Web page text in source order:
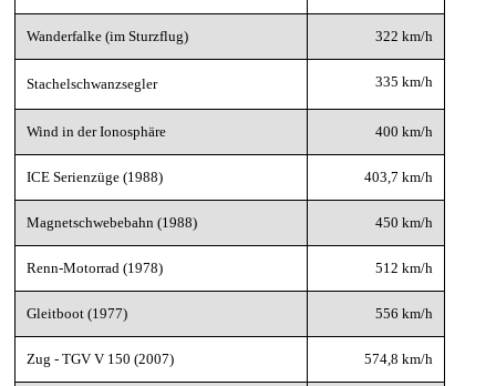
Wanderfalke (im Sturzflug) 322 km/h
Stachelschwanzsegler 335 km/h
Wind in der Ionosphäre 400 km/h
ICE Serienzüge (1988) 403,7 km/h
Magnetschwebebahn (1988) 450 km/h
Renn-Motorrad (1978) 512 km/h
Gleitboot (1977) 556 km/h
Zug - TGV V 150 (2007) 574,8 km/h